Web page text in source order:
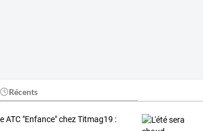
Récents
ATC "Enfance" chez Titmag19 :